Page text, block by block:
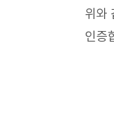
위와
인증